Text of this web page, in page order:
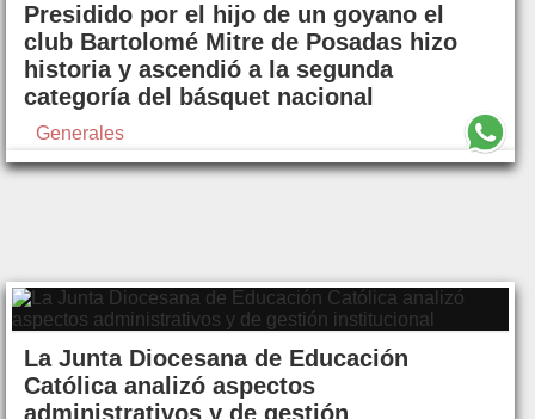
Presidido por el hijo de un goyano el
club Bartolomé Mitre de Posadas hizo
historia y ascendió a la segunda
categoría del básquet nacional
Generales
La Junta Diocesana de Educación
Católica analizó aspectos
administrativos y de gestión